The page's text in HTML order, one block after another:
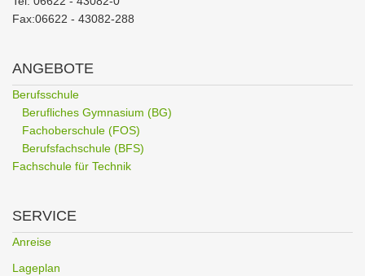
Fax:06622 - 43082-288
ANGEBOTE
Berufsschule
Berufliches Gymnasium (BG)
Fachoberschule (FOS)
Berufsfachschule (BFS)
Fachschule für Technik
SERVICE
Anreise
Lageplan